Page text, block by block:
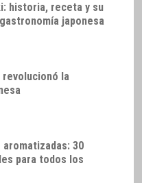
historia, receta y su
japonesa
revolucionó la
30
para todos los